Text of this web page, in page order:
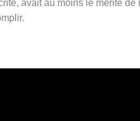
avait au moins le mérite